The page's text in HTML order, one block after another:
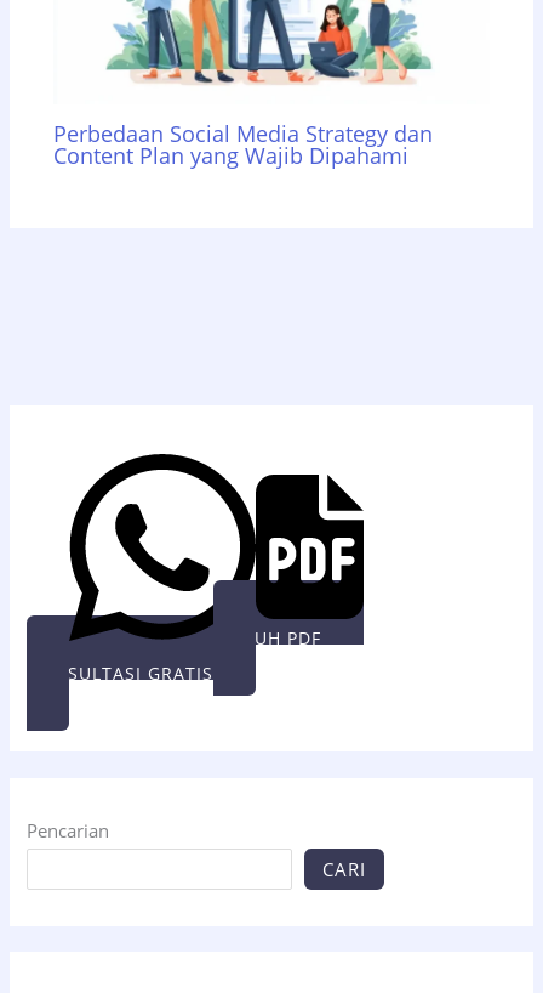
Perbedaan Social Media Strategy dan
Content Plan yang Wajib Dipahami
KONSULTASI GRATIS
UNDUH PDF
Pencarian
CARI